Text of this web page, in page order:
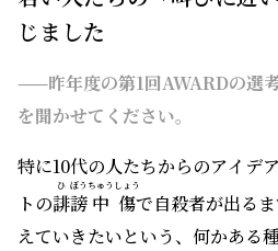
じました
——昨年度の第1回AWARDの選
を聞かせてください。
特に10代の人たちからのアイデ
トの誹
ひ
謗
ぼう
中傷
ちゅうしょう
で自殺者が出る
えていきたいという、何かある